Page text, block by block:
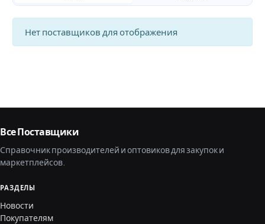
Нет поставщиков для отображения
Все Поставщики
Справочник производителей и оптовиков для закупок и
маркетплейсов.
РАЗДЕЛЫ
Новости
Покупателям